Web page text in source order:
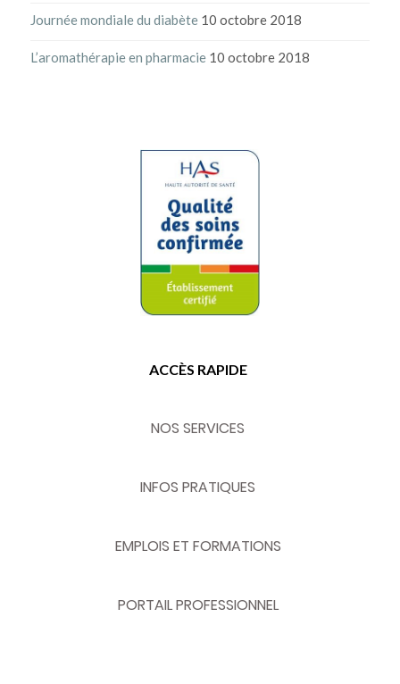
Journée mondiale du diabète 10 octobre 2018
L’aromathérapie en pharmacie 10 octobre 2018
ACCÈS RAPIDE
NOS SERVICES
INFOS PRATIQUES
EMPLOIS ET FORMATIONS
PORTAIL PROFESSIONNEL